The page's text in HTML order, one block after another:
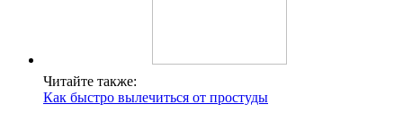
Читайте также:
Как быстро вылечиться от простуды